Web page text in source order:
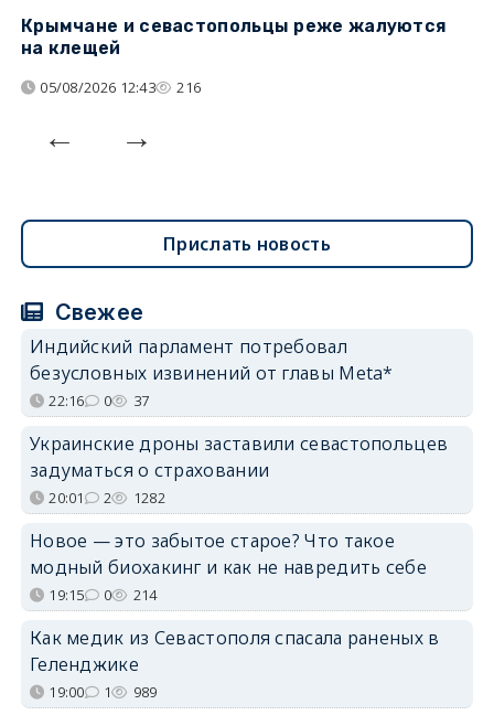
Крымчане и севастопольцы реже жалуются
на клещей
05/08/2026 12:43 216
Прислать новость
Свежее
Индийский парламент потребовал
безусловных извинений от главы Meta*
22:16 0 37
Украинские дроны заставили севастопольцев
задуматься о страховании
20:01 2 1282
Новое — это забытое старое? Что такое
модный биохакинг и как не навредить себе
19:15 0 214
Как медик из Севастополя спасала раненых в
Геленджике
19:00 1 989